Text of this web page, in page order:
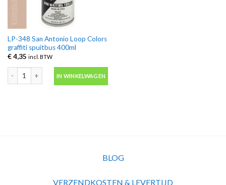
LP-348 San Antonio Loop Colors
graffiti spuitbus 400ml
€4,35 incl. BTW
LP-348 San Antonio Loop Colors graffiti spuitbus 400ml aantal
IN WINKELWAGEN
BLOG
VERZENDKOSTEN & LEVERTIJD